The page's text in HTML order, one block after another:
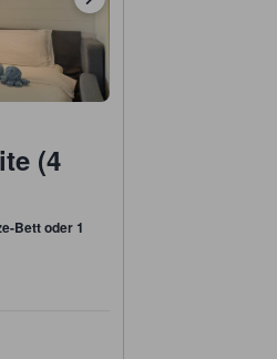
(4
Bett oder 1